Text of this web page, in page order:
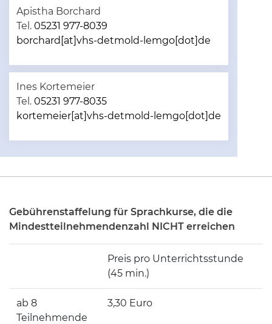
Apistha Borchard
Tel. 05231 977-8039
borchard[at]vhs-detmold-lemgo[dot]de
Ines Kortemeier
Tel. 05231 977-8035
kortemeier[at]vhs-detmold-lemgo[dot]de
Gebührenstaffelung für Sprachkurse, die die
Mindestteilnehmendenzahl NICHT erreichen
Preis pro Unterrichtsstunde
(45 min.)
ab 8
Teilnehmende
3,30 Euro